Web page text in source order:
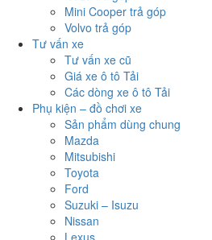
Mini Cooper trả góp
Volvo trả góp
Tư vấn xe
Tư vấn xe cũ
Giá xe ô tô Tải
Các dòng xe ô tô Tải
Phụ kiện – đồ chơi xe
Sản phẩm dùng chung
Mazda
Mitsubishi
Toyota
Ford
Suzuki – Isuzu
Nissan
Lexus